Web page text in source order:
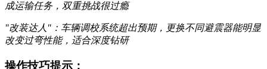
成运输任务，双重挑战很过瘾
"改装达人"：车辆调校系统超出预期，更换不同避震器能明显
改变过弯性能，适合深度钻研
操作技巧提示：